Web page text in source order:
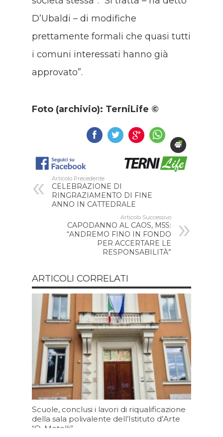
D’Ubaldi – di modifiche
prettamente formali che quasi tutti
i comuni interessati hanno già
approvato”.
Foto (archivio): TerniLife ©
Articolo Precedente
CELEBRAZIONE DI
RINGRAZIAMENTO DI FINE
ANNO IN CATTEDRALE
Articolo Successivo
CAPODANNO AL CAOS, M5S:
“ANDREMO FINO IN FONDO
PER ACCERTARE LE
RESPONSABILITÀ”
ARTICOLI CORRELATI
Scuole, conclusi i lavori di riqualificazione
della sala polivalente dell’Istituto d’Arte
“O. Metelli”